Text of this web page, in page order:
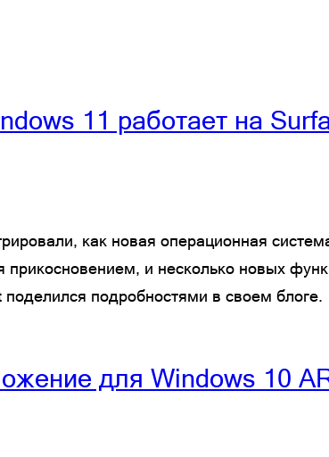
11 работает на
как новая операционная
прикосновением, и несколько новых
подробностями в своем блоге.
для Windows 10